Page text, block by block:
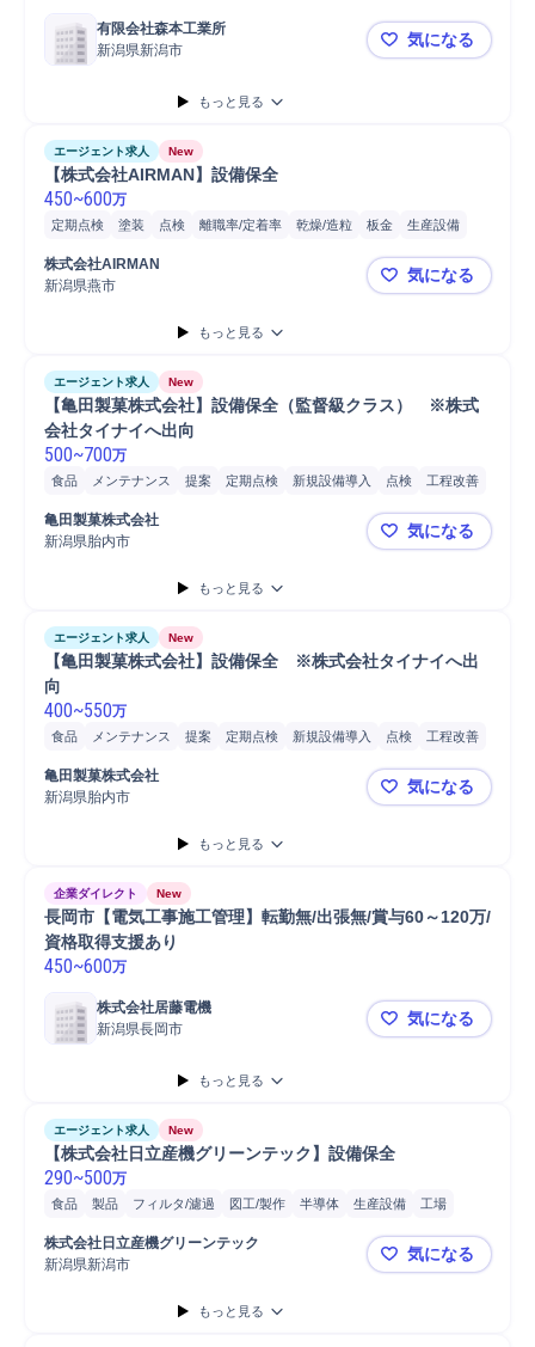
有限会社森本工業所
新潟県新潟市
新潟市【工
気になる
もっと見る
エージェント求人 New
【株式会社AIRMAN】設備保全
450~600万
定期点検 塗装 点検 離職率/定着率 乾燥/造粒 板金
生産設備
販売
産業機械
株式会社AIRMAN
新潟県燕市
【株式会社
気になる
もっと見る
エージェント求人 New
【亀田製菓株式会社】設備保全（監督級クラス）　※株式
会社タイナイへ出向
500~700万
食品 メンテナンス 提案 定期点検 新規設備導入 点検
工程改善
設備保全
データ分析
施設/設備管理
設備管理
亀田製菓株式会社
新潟県胎内市
【亀田製菓
気になる
もっと見る
エージェント求人 New
【亀田製菓株式会社】設備保全　※株式会社タイナイへ出
向
400~550万
食品 メンテナンス 提案 定期点検 新規設備導入 点検
工程改善
設備保全
データ分析
施設/設備管理
設備管理
亀田製菓株式会社
新潟県胎内市
【亀田製菓
気になる
もっと見る
企業ダイレクト New
長岡市【電気工事施工管理】転勤無/出張無/賞与60～120万/
資格取得支援あり
450~600万
株式会社居藤電機
新潟県長岡市
長岡市【電
気になる
もっと見る
エージェント求人 New
【株式会社日立産機グリーンテック】設備保全
290~500万
食品 製品 フィルタ/濾過 図工/製作 半導体 生産設備
工場
開発
保全業務
株式会社日立産機グリーンテック
新潟県新潟市
【株式会社
気になる
もっと見る